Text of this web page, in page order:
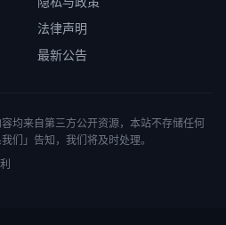
法律声明
最新公告
均来自第三方公开资源，本站不存储任何
们」告知，我们将及时处理。